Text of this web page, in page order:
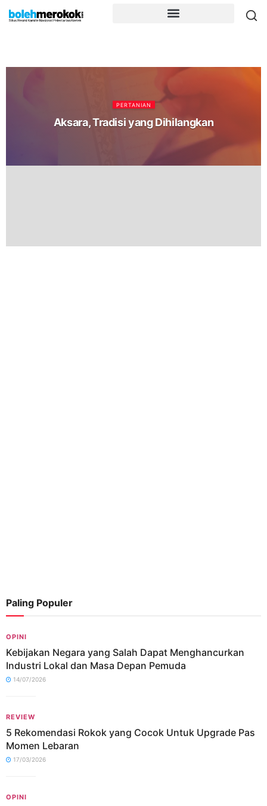
PERTANIAN
Aksara, Tradisi yang Dihilangkan
Paling Populer
OPINI
Kebijakan Negara yang Salah Dapat Menghancurkan
Industri Lokal dan Masa Depan Pemuda
14/07/2026
REVIEW
5 Rekomendasi Rokok yang Cocok Untuk Upgrade Pas
Momen Lebaran
17/03/2026
OPINI